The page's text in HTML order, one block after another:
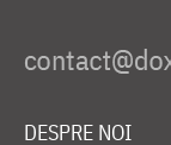
DESPRE NOI